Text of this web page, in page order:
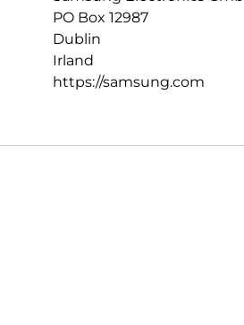
PO Box 12987
Dublin
Irland
https://samsung.com